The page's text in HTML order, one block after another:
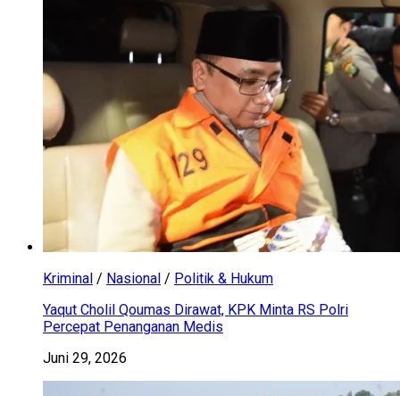
Kriminal / Nasional / Politik & Hukum
Yaqut Cholil Qoumas Dirawat, KPK Minta RS Polri
Percepat Penanganan Medis
Juni 29, 2026